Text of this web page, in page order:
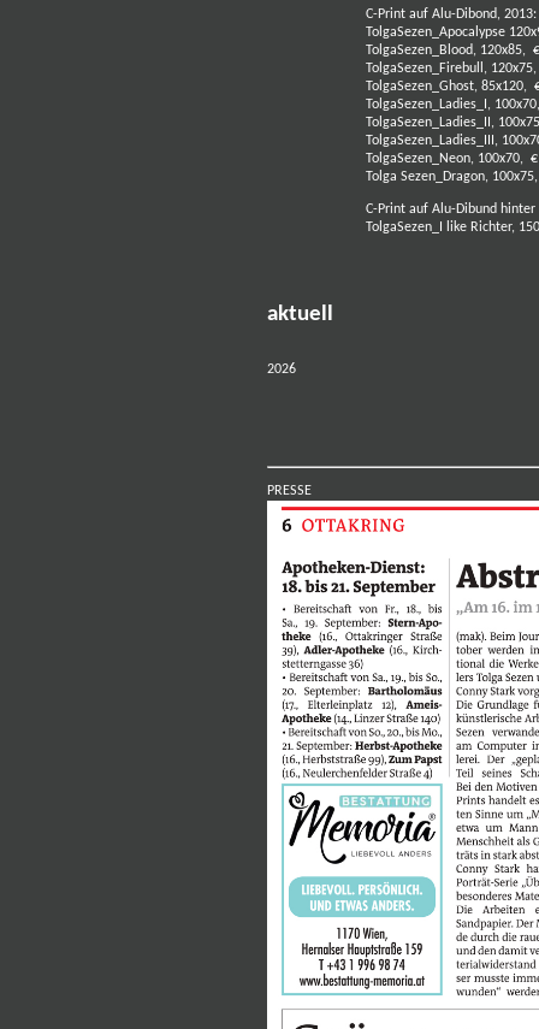
C-Print auf Alu-Dibond, 2013:
TolgaSezen_Apocalypse
TolgaSezen_Blood, 120x85,
TolgaSezen_Firebull,
TolgaSezen_Ghost, 85x120,
TolgaSezen_Ladies_I,
TolgaSezen_Ladies_II,
TolgaSezen_Ladies_III,
TolgaSezen_Neon, 100x70,
Tolga Sezen_Dragon,
C-Print auf Alu-Dibund hinter
TolgaSezen_I like Richter,
aktuell
2026
PRESSE